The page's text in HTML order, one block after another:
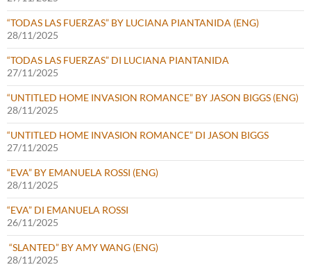
“TODAS LAS FUERZAS” BY LUCIANA PIANTANIDA (ENG)
28/11/2025
“TODAS LAS FUERZAS” DI LUCIANA PIANTANIDA
27/11/2025
“UNTITLED HOME INVASION ROMANCE” BY JASON BIGGS (ENG)
28/11/2025
“UNTITLED HOME INVASION ROMANCE” DI JASON BIGGS
27/11/2025
“EVA” BY EMANUELA ROSSI (ENG)
28/11/2025
“EVA” DI EMANUELA ROSSI
26/11/2025
“SLANTED” BY AMY WANG (ENG)
28/11/2025